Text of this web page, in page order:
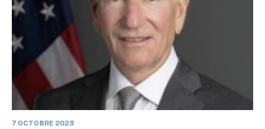
7 OCTOBRE 2023